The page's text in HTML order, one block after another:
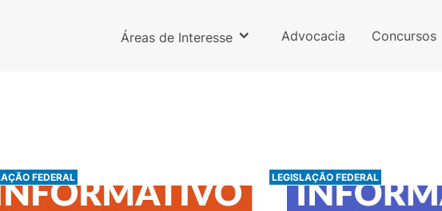
Áreas de Interesse Advocacia Concursos
FEDERAL LEGISLAÇÃO FEDERAL